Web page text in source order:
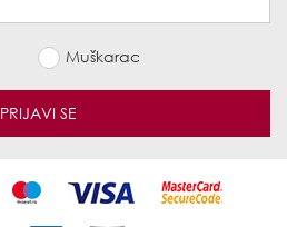
Muškarac
PRIJAVI SE